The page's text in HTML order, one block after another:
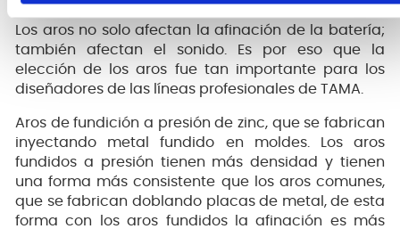
Los aros no solo afectan la afinación de la batería;
también afectan el sonido. Es por eso que la
elección de los aros fue tan importante para los
diseñadores de las líneas profesionales de TAMA.
Aros de fundición a presión de zinc, que se fabrican
inyectando metal fundido en moldes. Los aros
fundidos a presión tienen más densidad y tienen
una forma más consistente que los aros comunes,
que se fabrican doblando placas de metal, de esta
forma con los aros fundidos la afinación es más